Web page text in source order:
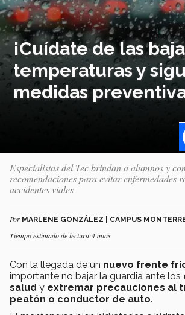
¡Cuídate de las
temperaturas y
medidas
Especialistas del Tec brindan a alumnos y
recomendaciones para evitar enfermedades
accidentes viales
Por MARLENE GONZÁLEZ | CAMPUS
Tiempo estimado de lectura:4 mins
Con la llegada de un nuevo frente
importante no bajar la guardia ante los
salud y extremar precauciones al
peatón o conductor de auto.